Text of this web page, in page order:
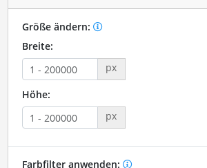
Größe ändern:
Breite:
px
Höhe:
px
Farbfilter anwenden: